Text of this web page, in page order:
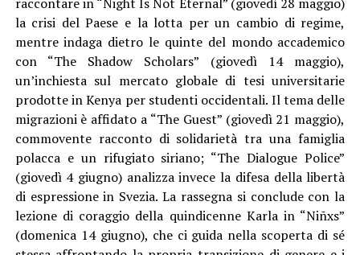
raccontare in “Night Is Not Eternal” (giovedì 28 maggio)
la crisi del Paese e la lotta per un cambio di regime,
mentre indaga dietro le quinte del mondo accademico
con “The Shadow Scholars” (giovedì 14 maggio),
un’inchiesta sul mercato globale di tesi universitarie
prodotte in Kenya per studenti occidentali. Il tema delle
migrazioni è affidato a “The Guest” (giovedì 21 maggio),
commovente racconto di solidarietà tra una famiglia
polacca e un rifugiato siriano; “The Dialogue Police”
(giovedì 4 giugno) analizza invece la difesa della libertà
di espressione in Svezia. La rassegna si conclude con la
lezione di coraggio della quindicenne Karla in “Niñxs”
(domenica 14 giugno), che ci guida nella scoperta di sé